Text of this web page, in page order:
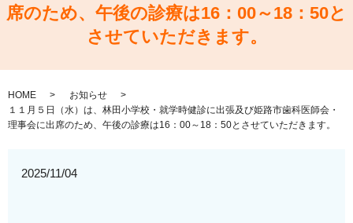
席のため、午後の診療は16：00～18：50と
させていただきます。
HOME
お知らせ
１１月５日（水）は、林田小学校・就学時健診に出張及び姫路市歯科医師会・
理事会に出席のため、午後の診療は16：00～18：50とさせていただきます。
2025/11/04